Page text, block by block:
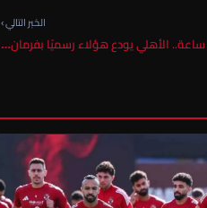
الخبر التالي ›